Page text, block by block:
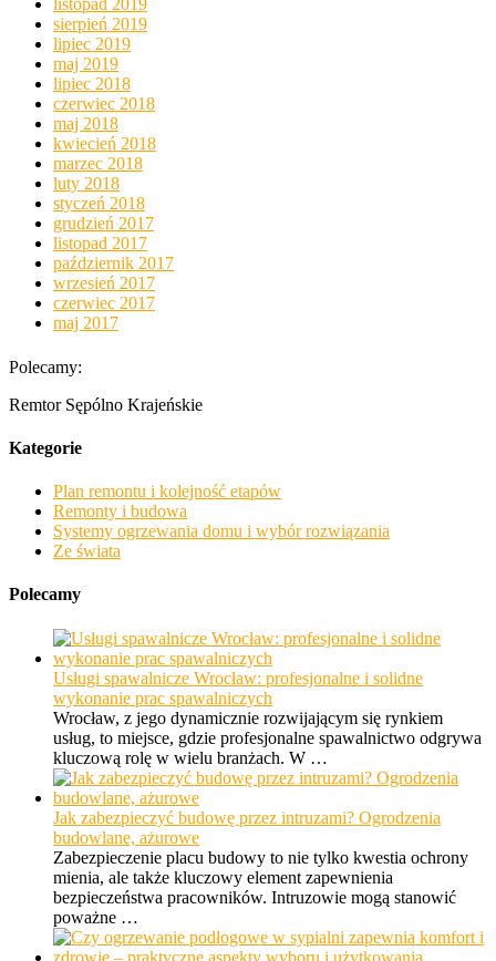
listopad 2019
sierpień 2019
lipiec 2019
maj 2019
lipiec 2018
czerwiec 2018
maj 2018
kwiecień 2018
marzec 2018
luty 2018
styczeń 2018
grudzień 2017
listopad 2017
październik 2017
wrzesień 2017
czerwiec 2017
maj 2017
Polecamy:
Remtor Sępólno Krajeńskie
Kategorie
Plan remontu i kolejność etapów
Remonty i budowa
Systemy ogrzewania domu i wybór rozwiązania
Ze świata
Polecamy
Usługi spawalnicze Wrocław: profesjonalne i solidne
wykonanie prac spawalniczych
Wrocław, z jego dynamicznie rozwijającym się rynkiem
usług, to miejsce, gdzie profesjonalne spawalnictwo odgrywa
kluczową rolę w wielu branżach. W …
Jak zabezpieczyć budowę przez intruzami? Ogrodzenia
budowlane, ażurowe
Zabezpieczenie placu budowy to nie tylko kwestia ochrony
mienia, ale także kluczowy element zapewnienia
bezpieczeństwa pracowników. Intruzowie mogą stanowić
poważne …